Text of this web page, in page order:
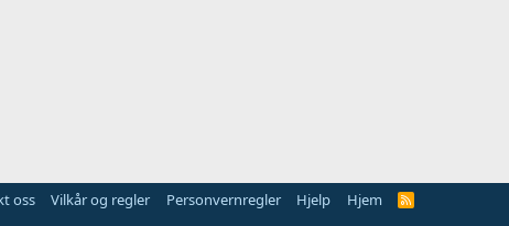
oss Vilkår og regler Personvernregler Hjelp Hjem
R